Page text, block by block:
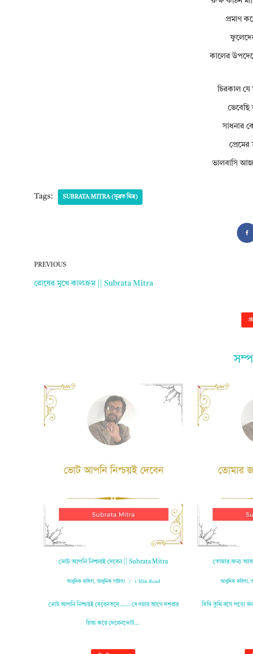
প্রমাণ
কালের
চিরকাল যে
ভেবেছি
সাধনার
প্রেমের
ভালবাসি
Tags: SUBRATA MITRA (সুব্রত মিত্র)
PREVIOUS
রোষের মুখে কালক্রম || Subrata Mitra
ভোট আপনি নিশ্চয়ই দেবেন || Subrata Mitra
আধুনিক কবিতা,আধুনিক সাহিত্য 1 Min Read
ভোট আপনি নিশ্চয়ই দেবেনতবে …….দেওয়ার আগে দশবার
চিন্তা করে দেবেনভোট…
তোমার জন্য আজ
আধুনিক কবিতা,
দিদি তুমি বসে পড়ো